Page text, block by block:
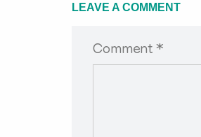
LEAVE A COMMENT
Comment *